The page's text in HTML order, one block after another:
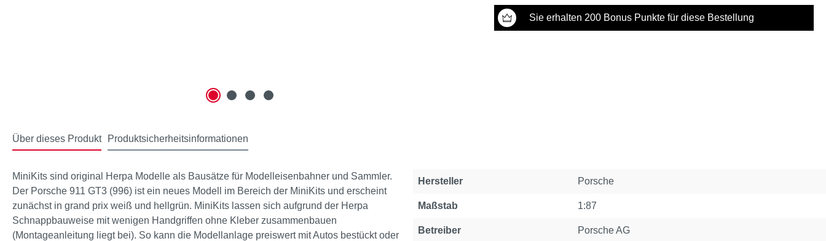
Sie erhalten 200 Bonus Punkte für diese Bestellung
Über dieses Produkt Produktsicherheitsinformationen
MiniKits sind original Herpa Modelle als Bausätze für Modelleisenbahner und Sammler.
Der Porsche 911 GT3 (996) ist ein neues Modell im Bereich der MiniKits und erscheint
zunächst in grand prix weiß und hellgrün. MiniKits lassen sich aufgrund der Herpa
Schnappbauweise mit wenigen Handgriffen ohne Kleber zusammenbauen
(Montageanleitung liegt bei). So kann die Modellanlage preiswert mit Autos bestückt oder
Eigenschaft
Hersteller Porsche
Maßstab 1:87
Betreiber Porsche AG